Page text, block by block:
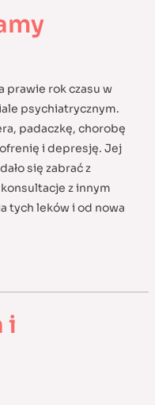
prawie rok czasu w
psychiatrycznym.
padaczkę, chorobę
i depresję. Jej
się zabrać z
z innym
tych leków i od nowa
i